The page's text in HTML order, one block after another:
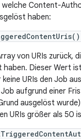
Content-
haben:
von URIs zurück,
haben. Dieser Wert ist
URIs den Job
aufgrund einer
ausgelöst
URIs größer als 50